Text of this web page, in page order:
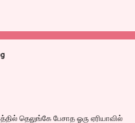
தெலுங்கே பேசாத ஓரு ஏரியாவில்